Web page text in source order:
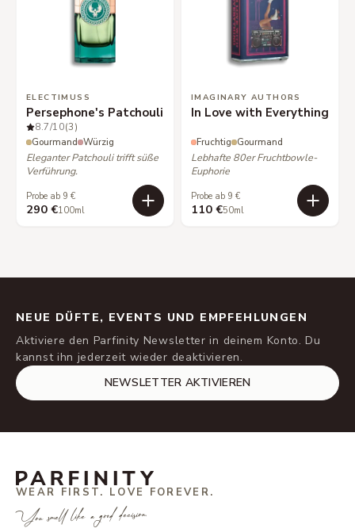
ELECTIMUSS
Persephone's Patchouli
8.7/10(3)
Gourmand Würzig
Eleganter Patchouli trifft süße
Verführung.
Probe ab 9 €
290 €100ml
IMAGINARY AUTHORS
In Love with Everything
Fruchtig Gourmand
Lebhafte 80er Fruchtbowle-
Euphorie
Probe ab 9 €
110 €50ml
NEUE DÜFTE, EVENTS UND EMPFEHLUNGEN
Aktiviere den Parfinity Newsletter in deinem Konto. Du
kannst ihn jederzeit wieder deaktivieren.
NEWSLETTER AKTIVIEREN
WEAR FIRST. LOVE FOREVER.
You smell like a good decision.